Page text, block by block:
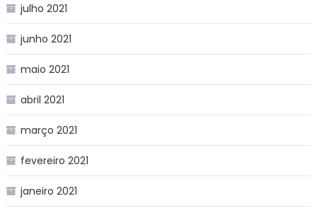
julho 2021
junho 2021
maio 2021
abril 2021
março 2021
fevereiro 2021
janeiro 2021